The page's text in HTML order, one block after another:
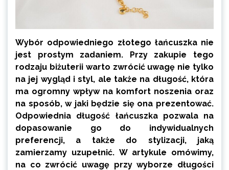
Wybór odpowiedniego złotego łańcuszka nie
jest prostym zadaniem. Przy zakupie tego
rodzaju biżuterii warto zwrócić uwagę nie tylko
na jej wygląd i styl, ale także na długość, która
ma ogromny wpływ na komfort noszenia oraz
na sposób, w jaki będzie się ona prezentować.
Odpowiednia długość łańcuszka pozwala na
dopasowanie go do indywidualnych
preferencji, a także do stylizacji, jaką
zamierzamy uzupełnić. W artykule omówimy,
na co zwrócić uwagę przy wyborze długości